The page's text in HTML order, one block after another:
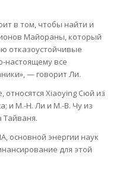
в том, чтобы найти и
Майораны, который
отказоустойчивые
настоящему все
— говорит Ли.
относятся Xiaoying Сюй из
и М.-Н. Ли и М.-В. Чу из
Тайваня.
основной энергии наук
для этой